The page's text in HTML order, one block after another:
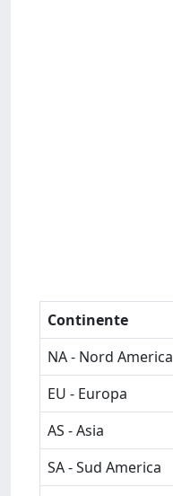
Continente
NA - Nord America
EU - Europa
AS - Asia
SA - Sud America